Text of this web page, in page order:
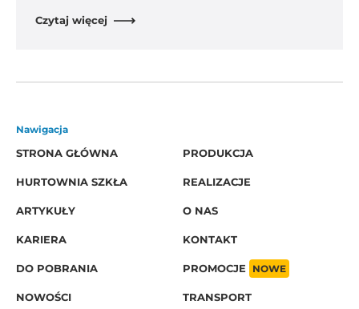
Czytaj więcej
Nawigacja
STRONA GŁÓWNA
PRODUKCJA
HURTOWNIA SZKŁA REALIZACJE
ARTYKUŁY O NAS
KARIERA KONTAKT
DO POBRANIA PROMOCJE NOWE
NOWOŚCI TRANSPORT